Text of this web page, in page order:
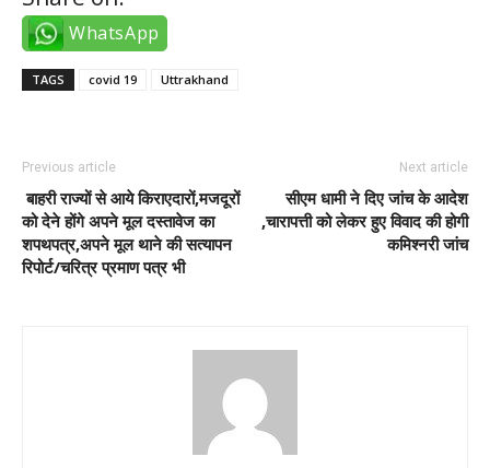
WhatsApp
TAGS covid 19 Uttrakhand
Previous article
बाहरी राज्यों से आये किराएदारों,मजदूरों
को देने होंगे अपने मूल दस्तावेज का
शपथपत्र,अपने मूल थाने की सत्यापन
रिपोर्ट/चरित्र प्रमाण पत्र भी
Next article
सीएम धामी ने दिए जांच के आदेश
,चारापत्ती को लेकर हुए विवाद की होगी
कमिश्नरी जांच